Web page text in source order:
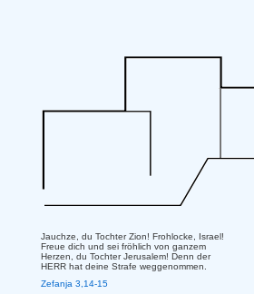
Jauchze, du Tochter Zion! Frohlocke, Israel!
Freue dich und sei fröhlich von ganzem
Herzen, du Tochter Jerusalem! Denn der
HERR hat deine Strafe weggenommen.
Zefanja 3,14-15